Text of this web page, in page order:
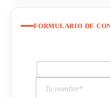
FORMULARIO DE